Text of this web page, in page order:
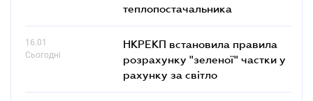
теплопостачальника
16.01
Сьогодні
НКРЕКП встановила правила
розрахунку "зеленої" частки у
рахунку за світло